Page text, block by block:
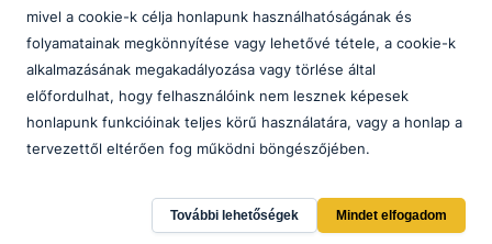
mivel a cookie-k célja honlapunk használhatóságának és
folyamatainak megkönnyítése vagy lehetővé tétele, a cookie-k
alkalmazásának megakadályozása vagy törlése által
előfordulhat, hogy felhasználóink nem lesznek képesek
honlapunk funkcióinak teljes körű használatára, vagy a honlap a
tervezettől eltérően fog működni böngészőjében.
További lehetőségek Mindet elfogadom